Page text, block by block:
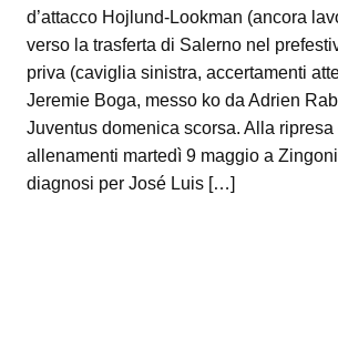
d’attacco Hojlund-Lookman (ancora
verso la trasferta di Salerno nel
priva (caviglia sinistra, accertamenti
Jeremie Boga, messo ko da Adrien
Juventus domenica scorsa. Alla ripresa
allenamenti martedì 9 maggio a
diagnosi per José Luis […]